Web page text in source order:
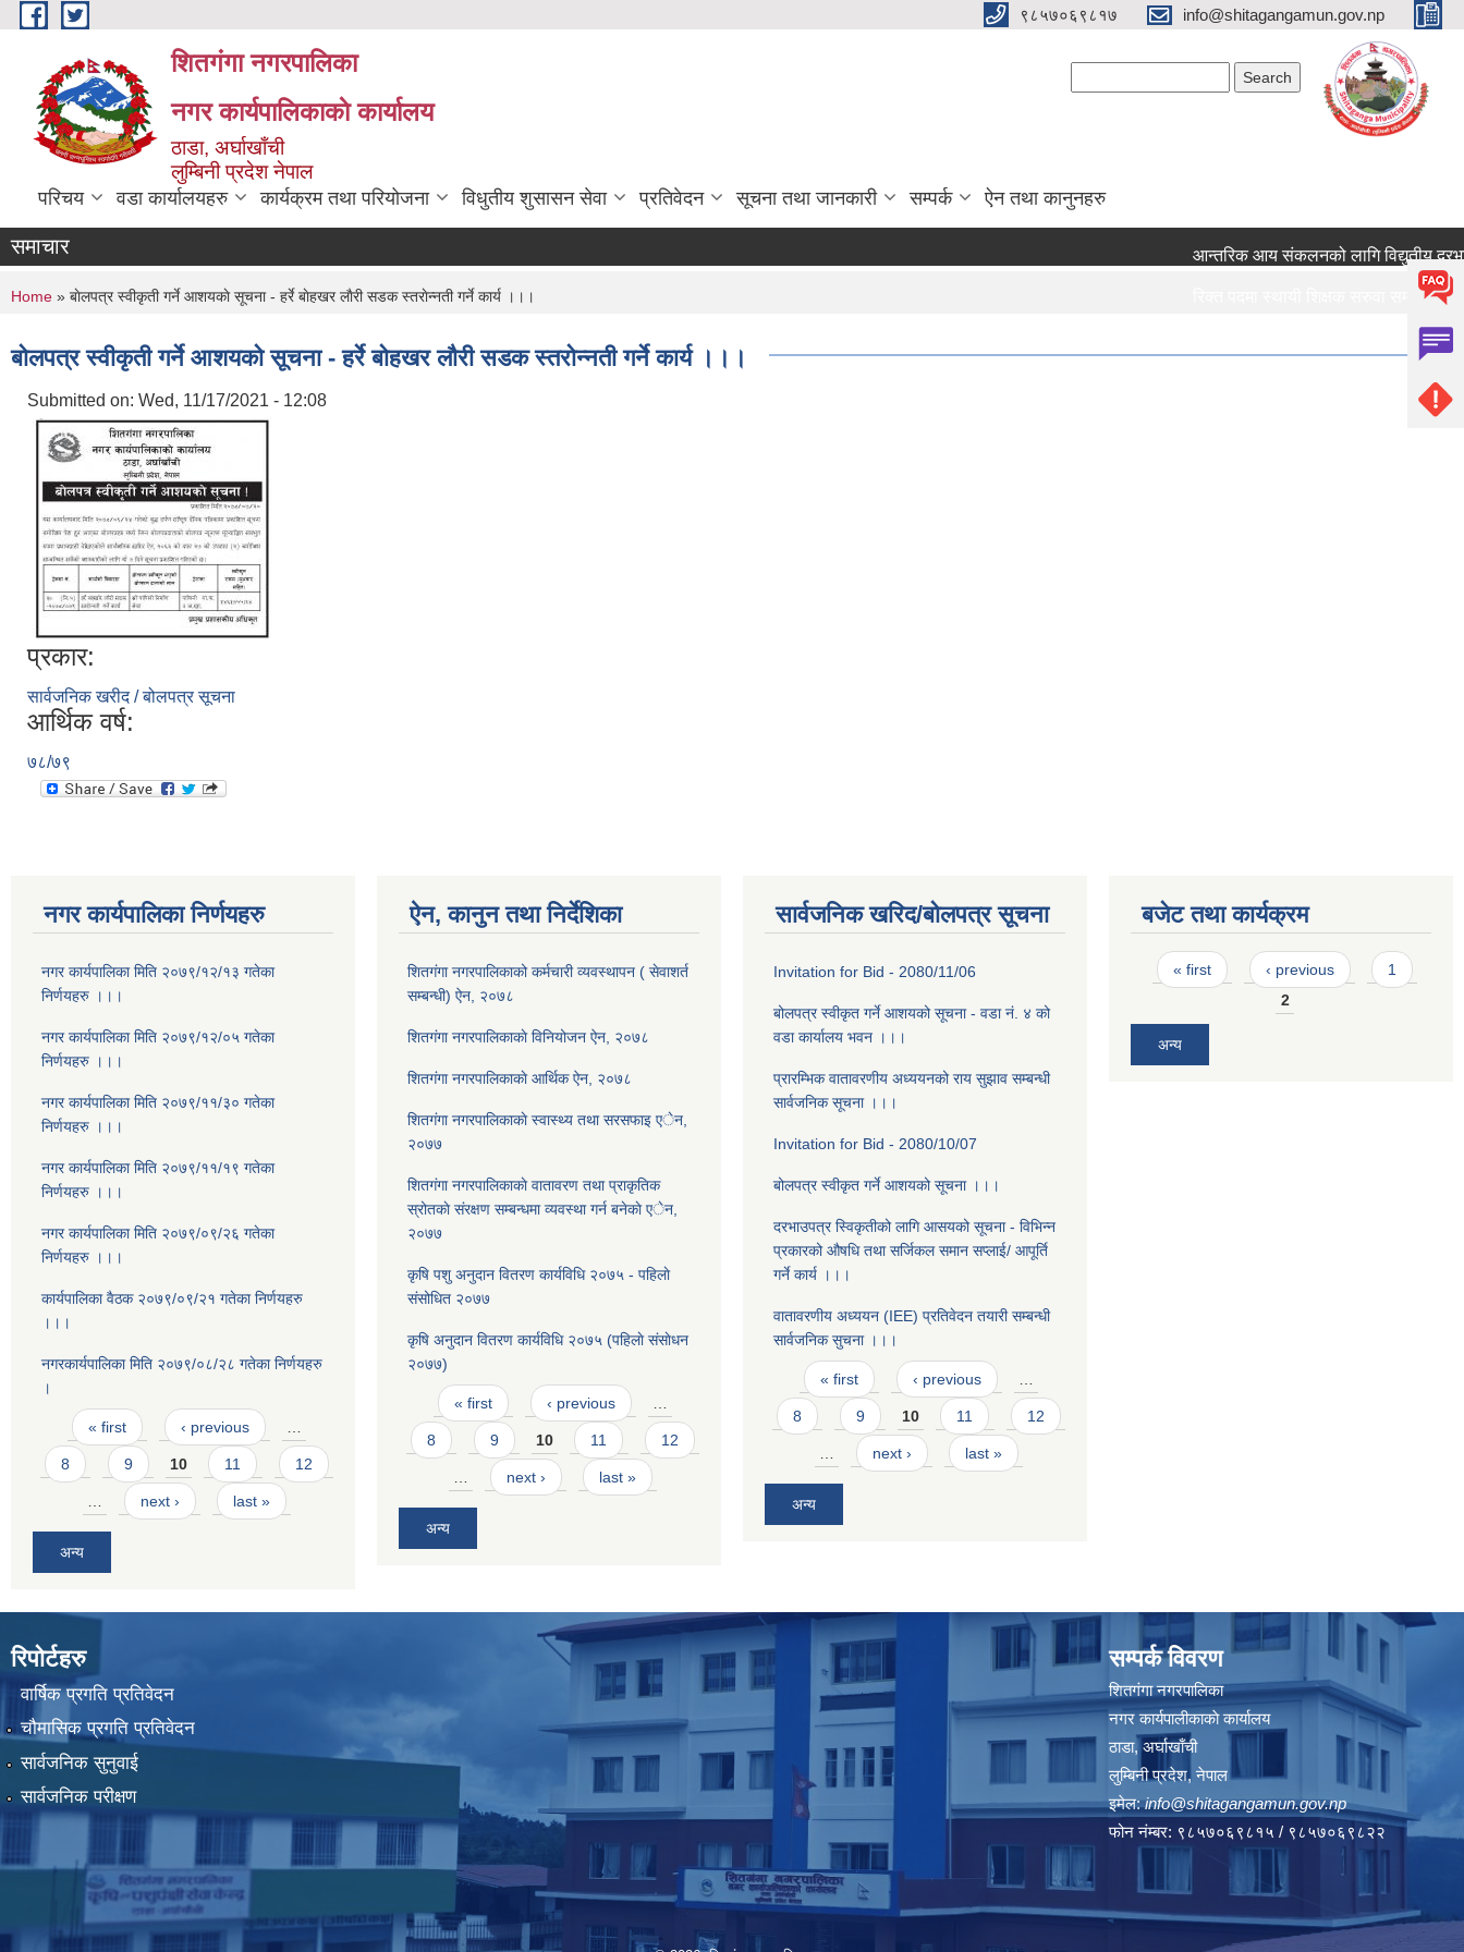
Skip to main content ९८५७०६९८१७ info@shitagangamun.gov.np
शितगंगा नगरपालिका
नगर कार्यपालिकाकाे कार्यालय
ठाडा, अर्घाखाँची
लुम्बिनी प्रदेश नेपाल
परिचय वडा कार्यालयहरु कार्यक्रम तथा परियोजना विधुतीय शुसासन सेवा प्रतिवेदन सूचना तथा जानकारी सम्पर्क ऐन तथा कानुनहरु
समाचार आन्तरिक आय संकलनको लागि विद्युतीय
रिक्त पदमा स्थायी शिक्षक सरुवा सम्बन्धमा ।।।
रिक्त पदमा स्थायी शिक्षक सरुवा सम्बन्धमा ।।।
You are here
Home » बाेलपत्र स्वीकृती गर्ने आशयकाे सूचना - हर्रे बाेहखर लाैरी सडक स्तराेन्नती गर्ने कार्य ।।।
बाेलपत्र स्वीकृती गर्ने आशयकाे सूचना - हर्रे बाेहखर लाैरी सडक स्तराेन्नती गर्ने कार्य ।।।
Submitted on: Wed, 11/17/2021 - 12:08
प्रकार:
सार्वजनिक खरीद / बोलपत्र सूचना
आर्थिक वर्ष:
७८/७९
नगर कार्यपालिका निर्णयहरु
नगर कार्यपालिका मिति २०७९/१२/१३ गतेका
निर्णयहरु ।।।
नगर कार्यपालिका मिति २०७९/१२/०५ गतेका
निर्णयहरु ।।।
नगर कार्यपालिका मिति २०७९/११/३० गतेका
निर्णयहरु ।।।
नगर कार्यपालिका मिति २०७९/११/१९ गतेका
निर्णयहरु ।।।
नगर कार्यपालिका मिति २०७९/०९/२६ गतेका
निर्णयहरु ।।।
कार्यपालिका वैठक २०७९/०९/२१ गतेका निर्णयहरु
।।।
नगरकार्यपालिका मिति २०७९/०८/२८ गतेका निर्णयहरु
।
Pages
« first ‹ previous
8 9 10 11 12
next › last »
अन्य
ऐन, कानुन तथा निर्देशिका
शितगंगा नगरपालिकाको कर्मचारी व्यवस्थापन ( सेवाशर्त
सम्बन्धी) ऐन, २०७८
शितगंगा नगरपालिकाकाे विनियोजन ऐन, २०७८
शितगंगा नगरपालिकाकाे आर्थिक ऐन, २०७८
शितगंगा नगरपालिकाकाे स्वास्थ्य तथा सरसफाइ एेन,
२०७७
शितगंगा नगरपालिकाकाे वातावरण तथा प्राकृतिक
स्रोतकाे संरक्षण सम्बन्धमा व्यवस्था गर्न बनेकाे एेन,
२०७७
कृषि पशु अनुदान वितरण कार्यविधि २०७५ - पहिलाे
संसोधित २०७७
कृषि अनुदान वितरण कार्यविधि २०७५ (पहिलाे संसाेधन
२०७७)
Pages
« first ‹ previous
8 9 10 11 12
next › last »
अन्य
सार्वजनिक खरिद/बोलपत्र सूचना
Invitation for Bid - 2080/11/06
बोलपत्र स्वीकृत गर्ने आशयको सूचना - वडा न‌ं. ४ को
वडा कार्यालय भवन ।।।
प्रारम्भिक वातावरणीय अध्ययनको राय सुझाव सम्बन्धी
सार्वजनिक सूचना ।।।
Invitation for Bid - 2080/10/07
बोलपत्र स्वीकृत गर्ने आशयको सूचना ।।।
दरभाउपत्र स्विकृतीको लागि आसयको सूचना - विभिन्न
प्रकारको औषधि तथा सर्जिकल समान सप्लाई/ आपूर्ति
गर्ने कार्य ।।।
वातावरणीय अध्ययन (IEE) प्रतिवेदन तयारी सम्बन्धी
सार्वजनिक सुचना ।।।
Pages
« first ‹ previous
8 9 10 11 12
next › last »
अन्य
बजेट तथा कार्यक्रम
Pages
« first ‹ previous
1
2
अन्य
रिपोर्टहरु
वार्षिक प्रगति प्रतिवेदन
चौमासिक प्रगति प्रतिवेदन
सार्वजनिक सुनुवाई
सार्वजनिक परीक्षण
सम्पर्क विवरण
शितगंगा नगरपालिका
नगर कार्यपालीकाकाे कार्यालय
ठाडा, अर्घाखाँची
लुम्बिनी प्रदेश, नेपाल
इमेल:info@shitagangamun.gov.np
फोन नंम्बर: ९८५७०६९८१५ / ९८५७०६९८२२